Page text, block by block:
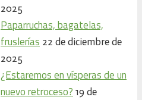
2025
Paparruchas, bagatelas,
fruslerías 22 de diciembre de
2025
¿Estaremos en vísperas de un
nuevo retroceso? 19 de